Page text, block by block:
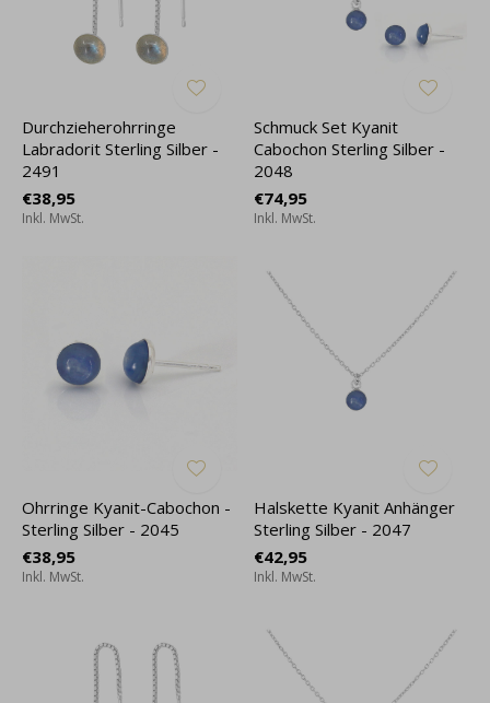
Durchzieherohrringe
Labradorit Sterling Silber -
2491
€38,95
Inkl. MwSt.
Schmuck Set Kyanit
Cabochon Sterling Silber -
2048
€74,95
Inkl. MwSt.
Ohrringe Kyanit-Cabochon -
Sterling Silber - 2045
€38,95
Inkl. MwSt.
Halskette Kyanit Anhänger
Sterling Silber - 2047
€42,95
Inkl. MwSt.